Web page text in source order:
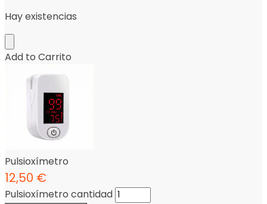
Hay existencias
Add to Carrito
Pulsioxímetro
12,50 €
Pulsioxímetro cantidad